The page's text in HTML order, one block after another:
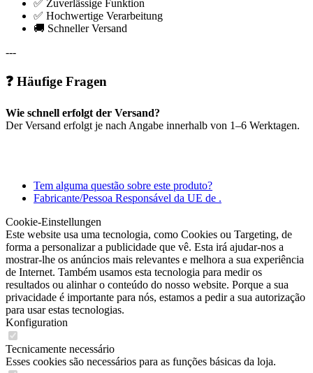
✅ Zuverlässige Funktion
✅ Hochwertige Verarbeitung
🚚 Schneller Versand
---
❓ Häufige Fragen
Wie schnell erfolgt der Versand?
Der Versand erfolgt je nach Angabe innerhalb von 1–6 Werktagen.
Tem alguma questão sobre este produto?
Fabricante/Pessoa Responsável da UE de .
Cookie-Einstellungen
Este website usa uma tecnologia, como Cookies ou Targeting, de
forma a personalizar a publicidade que vê. Esta irá ajudar-nos a
mostrar-lhe os anúncios mais relevantes e melhora a sua experiência
de Internet. Também usamos esta tecnologia para medir os
resultados ou alinhar o conteúdo do nosso website. Porque a sua
privacidade é importante para nós, estamos a pedir a sua autorização
para usar estas tecnologias.
Konfiguration
Tecnicamente necessário
Esses cookies são necessários para as funções básicas da loja.